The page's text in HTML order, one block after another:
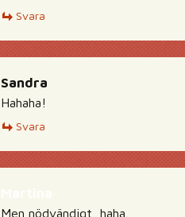
Svara
Sandra
Hahaha!
Svara
Men nödvändigt, haha.